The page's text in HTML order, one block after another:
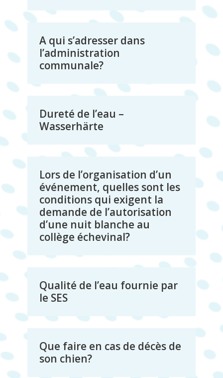
A qui s’adresser dans
l’administration
communale?
Dureté de l’eau –
Wasserhärte
Lors de l’organisation d’un
événement, quelles sont les
conditions qui exigent la
demande de l’autorisation
d’une nuit blanche au
collège échevinal?
Qualité de l’eau fournie par
le SES
Que faire en cas de décès de
son chien?